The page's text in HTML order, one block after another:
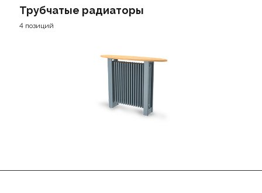
Трубчатые радиаторы
4 позиций